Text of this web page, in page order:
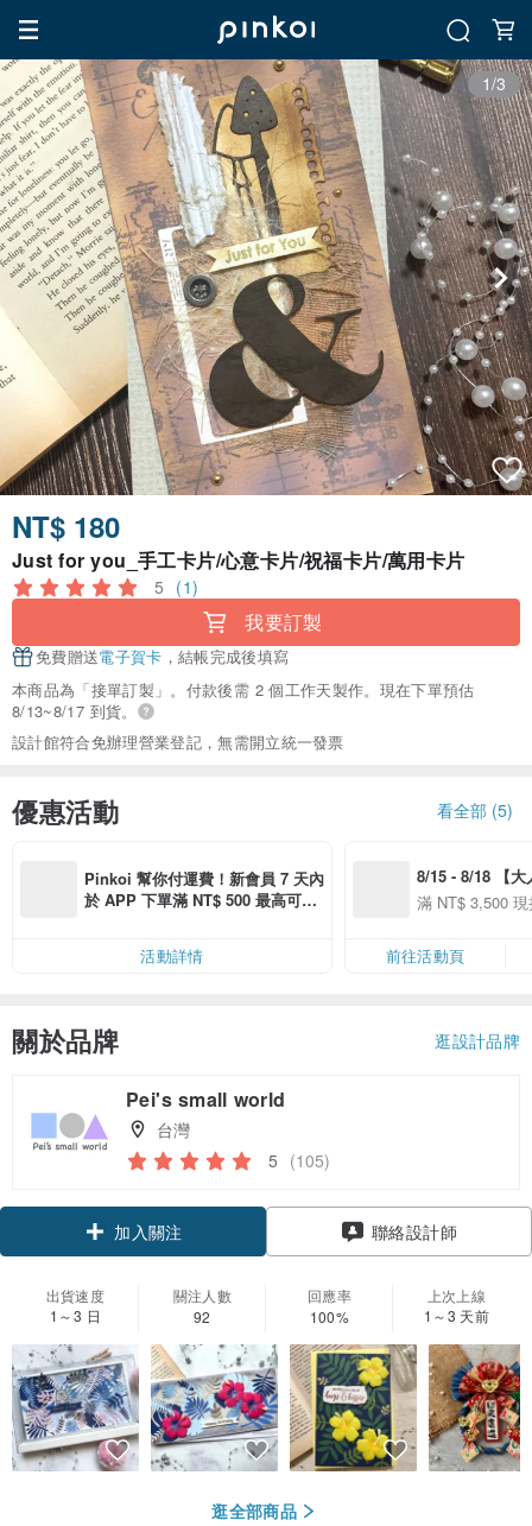
1/3
NT$ 180
Just for you_手工卡片/心意卡片/祝福卡片/萬用卡片
5 (1)
我要訂製
免費贈送電子賀卡 ，結帳完成後填寫
本商品為「接單訂製」。付款後需 2 個工作天製作。現在下單預估
8/13~8/17 到貨。
設計館符合免辦理營業登記，無需開立統一發票
優惠活動 看全部 (5)
Pinkoi 幫你付運費！新會員 7 天內
於 APP 下單滿 NT$ 500 最高可折
活動詳情
8/15 - 8/18 【大
季】滿
滿 NT$ 3,500
前往活動頁
關於品牌 逛設計品牌
Pei's small world
台灣
5 (105)
加入關注 聯絡設計師
出貨速度
1～3 日
關注人數
92
回應率
100%
上次上線
1～3 天前
逛全部商品